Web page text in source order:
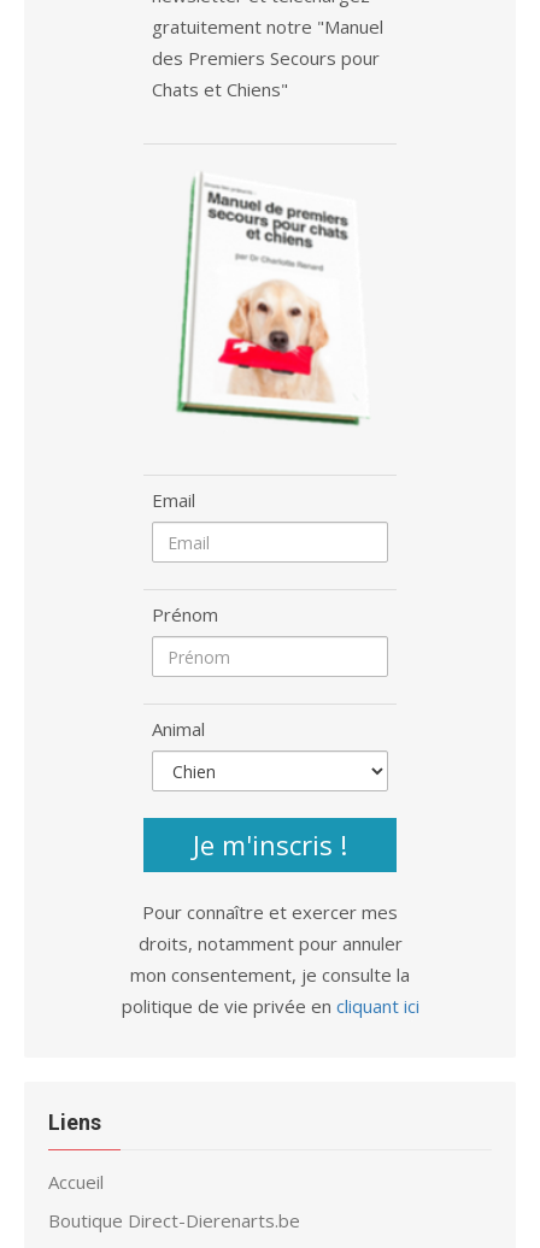
gratuitement notre "Manuel
des Premiers Secours pour
Chats et Chiens"
Email
Prénom
Animal
Je m'inscris !
Pour connaître et exercer mes
droits, notamment pour annuler
mon consentement, je consulte la
politique de vie privée en cliquant ici
Liens
Accueil
Boutique Direct-Dierenarts.be